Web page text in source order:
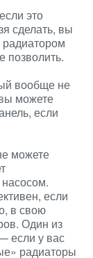
это
сделать, вы
радиатором
позволить.
вообще не
можете
если
можете
если
в свою
Один из
если у вас
радиаторы